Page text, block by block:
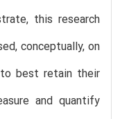
this research
conceptually, on
to best retain their
and quantify